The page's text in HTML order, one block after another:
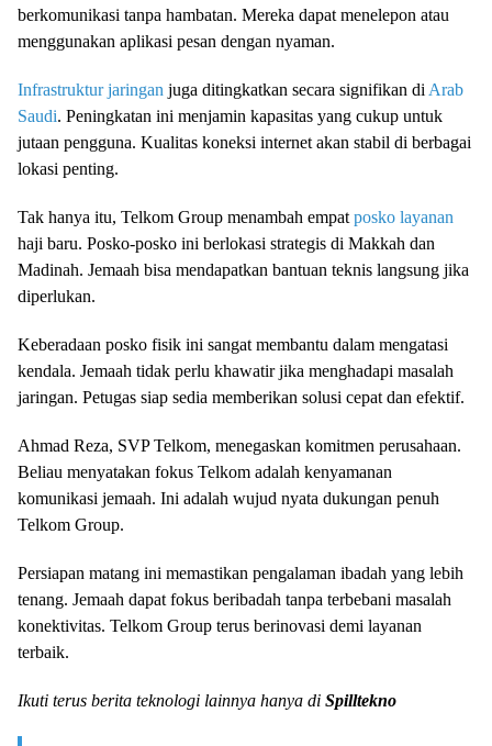
berkomunikasi tanpa hambatan. Mereka dapat menelepon atau
menggunakan aplikasi pesan dengan nyaman.
Infrastruktur jaringan juga ditingkatkan secara signifikan di Arab
Saudi. Peningkatan ini menjamin kapasitas yang cukup untuk
jutaan pengguna. Kualitas koneksi internet akan stabil di berbagai
lokasi penting.
Tak hanya itu, Telkom Group menambah empat posko layanan
haji baru. Posko-posko ini berlokasi strategis di Makkah dan
Madinah. Jemaah bisa mendapatkan bantuan teknis langsung jika
diperlukan.
Keberadaan posko fisik ini sangat membantu dalam mengatasi
kendala. Jemaah tidak perlu khawatir jika menghadapi masalah
jaringan. Petugas siap sedia memberikan solusi cepat dan efektif.
Ahmad Reza, SVP Telkom, menegaskan komitmen perusahaan.
Beliau menyatakan fokus Telkom adalah kenyamanan
komunikasi jemaah. Ini adalah wujud nyata dukungan penuh
Telkom Group.
Persiapan matang ini memastikan pengalaman ibadah yang lebih
tenang. Jemaah dapat fokus beribadah tanpa terbebani masalah
konektivitas. Telkom Group terus berinovasi demi layanan
terbaik.
Ikuti terus berita teknologi lainnya hanya di Spilltekno